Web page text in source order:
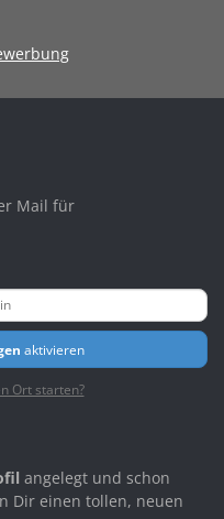
Mail für
aktivieren
Ort starten?
angelegt und schon
Dir einen tollen, neuen